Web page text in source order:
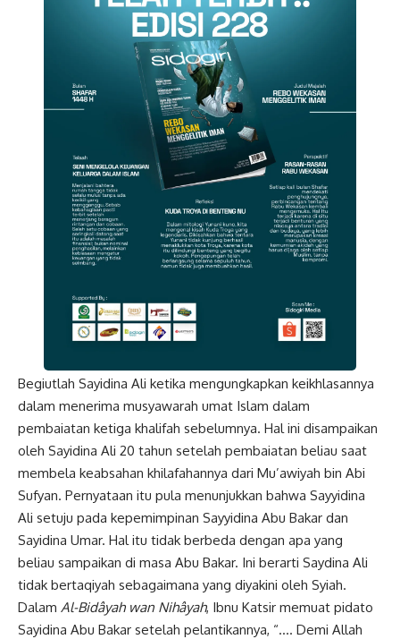
Begiutlah Sayidina Ali ketika mengungkapkan keikhlasannya
dalam menerima musyawarah umat Islam dalam
pembaiatan ketiga khalifah sebelumnya. Hal ini disampaikan
oleh Sayidina Ali 20 tahun setelah pembaiatan beliau saat
membela keabsahan khilafahannya dari Mu’awiyah bin Abi
Sufyan. Pernyataan itu pula menunjukkan bahwa Sayyidina
Ali setuju pada kepemimpinan Sayyidina Abu Bakar dan
Sayidina Umar. Hal itu tidak berbeda dengan apa yang
beliau sampaikan di masa Abu Bakar. Ini berarti Saydina Ali
tidak bertaqiyah sebagaimana yang diyakini oleh Syiah.
Dalam Al-Bidâyah wan Nihâyah, Ibnu Katsir memuat pidato
Sayidina Abu Bakar setelah pelantikannya, “…. Demi Allah